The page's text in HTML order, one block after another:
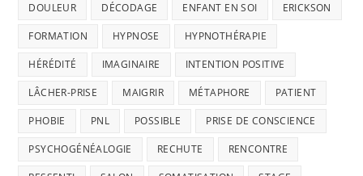
DOULEUR DÉCODAGE ENFANT EN SOI ERICKSON
FORMATION HYPNOSE HYPNOTHÉRAPIE
HÉRÉDITÉ IMAGINAIRE INTENTION POSITIVE
LÂCHER-PRISE MAIGRIR MÉTAPHORE PATIENT
PHOBIE PNL POSSIBLE PRISE DE CONSCIENCE
PSYCHOGÉNÉALOGIE RECHUTE RENCONTRE